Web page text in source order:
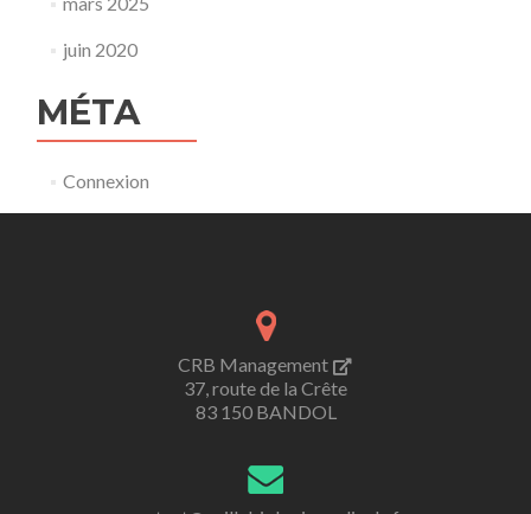
juin 2020
MÉTA
Connexion
CRB Management
37, route de la Crête
83 150 BANDOL